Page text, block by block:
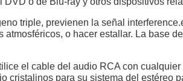
triple, previenen la señal
o hacer estallar. La base
el cable del audio RCA con
cristalinos para su sistema del estéreo